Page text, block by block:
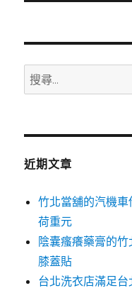
文
搜
尋
鍵
近期文章
竹北當舖的汽機
荷重元
陰囊瘙癢藥膏的
膝蓋貼
台北洗衣店滿足